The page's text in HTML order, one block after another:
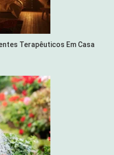
Terapêuticos Em Casa